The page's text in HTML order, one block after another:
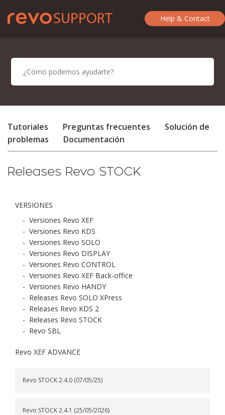
Help & Contact
Tutoriales Preguntas frecuentes
Solución de
problemas
Documentación
Releases Revo STOCK
VERSIONES
- Versiones Revo XEF
- Versiones Revo KDS
- Versiones Revo SOLO
- Versiones Revo DISPLAY
- Versiones Revo CONTROL
- Versiones Revo XEF Back-office
- Versiones Revo HANDY
- Releases Revo SOLO XPress
- Releases Revo KDS 2
- Releases Revo STOCK
- Revo SBL
Revo XEF ADVANCE
Revo STOCK 2.4.0 (07/05/25)
Revo STOCK 2.4.1 (25/05/2026)